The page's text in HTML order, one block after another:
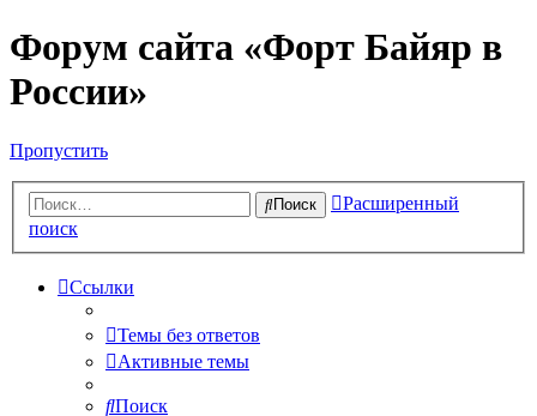
Форум сайта «Форт Байяр в
России»
Пропустить
Поиск
Расширенный
поиск
Ссылки
Темы без ответов
Активные темы
Поиск